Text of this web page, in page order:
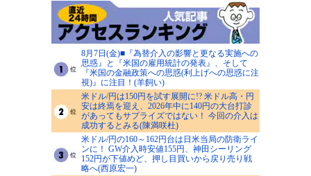
8月7日(金)■『為替介入の影響と更なる実施への
思惑』と『米国の雇用統計の発表』、そして
『米国の金融政策への思惑(利上げへの思惑に注
視)』に注目！(羊飼い)
米ドル/円は150円を試す展開に!? 米ドル高・円
安は終焉を迎え、2026年中に140円の大台打診
があってもサプライズではない！ 今回の介入は
成功するとみる(陳満咲杜)
米ドル/円の160～162円台は日米当局の防衛ライ
ンに！ GW介入時安値155円、神田シーリング
152円が下値めど、押し目買いから戻り売り戦
略へ(西原宏一)